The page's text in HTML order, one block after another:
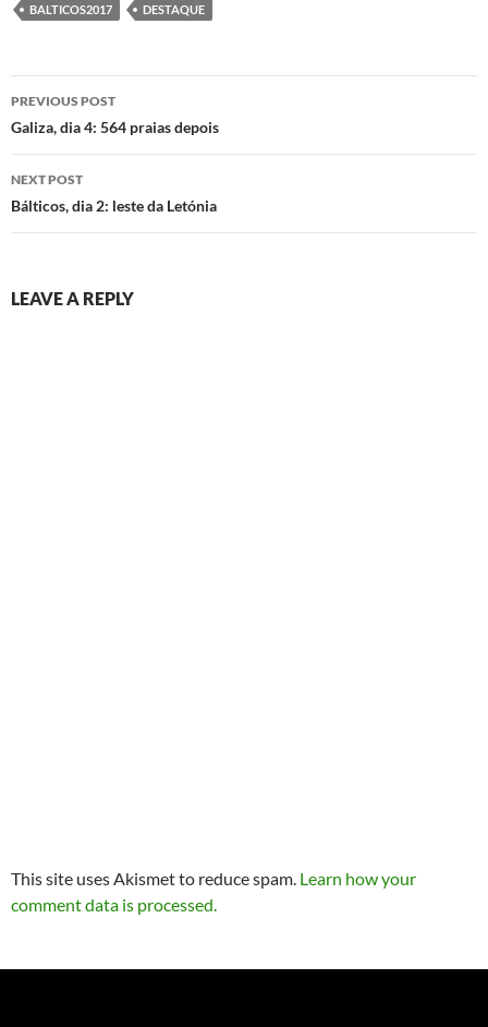
BALTICOS2017 DESTAQUE
Post
navigation
PREVIOUS POST
Galiza, dia 4: 564 praias depois
NEXT POST
Bálticos, dia 2: leste da Letónia
LEAVE A REPLY
This site uses Akismet to reduce spam. Learn how your
comment data is processed.